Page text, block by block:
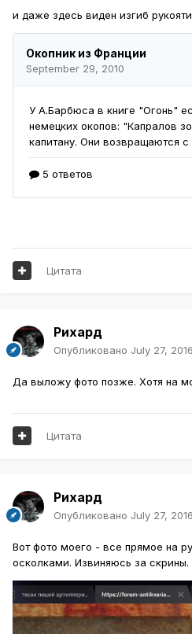
и даже здесь виден изгиб
Цитата
Рихард
Опубликовано July 27, 2016
Да выложу фото позже. Хотя на
Цитата
Рихард
Опубликовано July 27, 2016
Вот фото моего - все прямое на
осколками. Извиняюсь за скрины.